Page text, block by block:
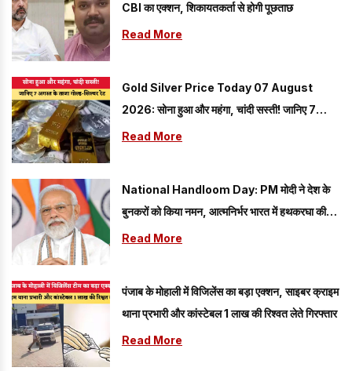
CBI का एक्शन, शिकायतकर्ता से होगी पूछताछ
Read More
Gold Silver Price Today 07 August
2026: सोना हुआ और महंगा, चांदी सस्ती! जानिए 7
अगस्त के ताजा गोल्ड-सिल्वर रेट
Read More
National Handloom Day: PM मोदी ने देश के
बुनकरों को किया नमन, आत्मनिर्भर भारत में हथकरघा की
भूमिका बताई अहम
Read More
पंजाब के मोहाली में विजिलेंस का बड़ा एक्शन, साइबर क्राइम
थाना प्रभारी और कांस्टेबल 1 लाख की रिश्वत लेते गिरफ्तार
Read More